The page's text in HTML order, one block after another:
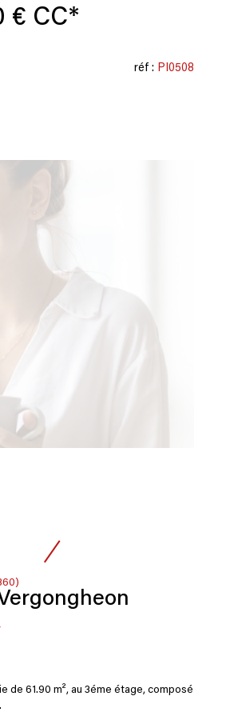
€ CC*
réf : PI0508
de 61.90 m², au 3éme étage, composé